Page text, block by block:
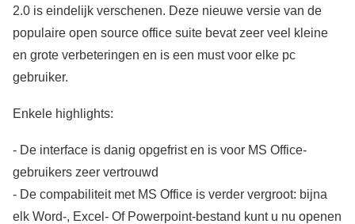
2.0 is eindelijk verschenen. Deze nieuwe versie van de
populaire open source office suite bevat zeer veel kleine
en grote verbeteringen en is een must voor elke pc
gebruiker.
Enkele highlights:
- De interface is danig opgefrist en is voor MS Office-
gebruikers zeer vertrouwd
- De compabiliteit met MS Office is verder vergroot: bijna
elk Word-, Excel- Of Powerpoint-bestand kunt u nu openen